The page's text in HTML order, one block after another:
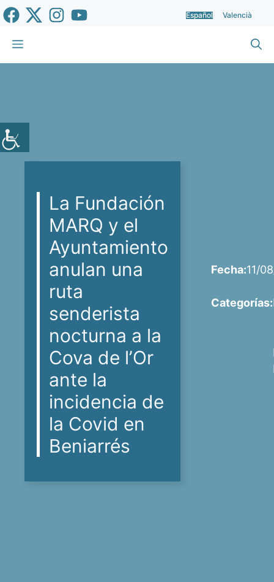
Saltar
al
contenido
Español Valencià
Menú
La Fundación
MARQ y el
Ayuntamiento
anulan una
ruta
senderista
nocturna a la
Cova de l’Or
ante la
incidencia de
la Covid en
Beniarrés
Fecha:11/
Categorías: